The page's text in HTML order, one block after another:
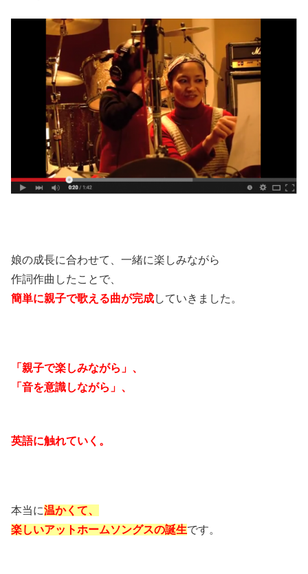
娘の成長に合わせて、一緒に楽しみながら
作詞作曲したことで、
簡単に親子で歌える曲が完成していきました。
「親子で楽しみながら」、
「音を意識しながら」、
英語に触れていく。
本当に温かくて、
楽しいアットホームソングスの誕生です。